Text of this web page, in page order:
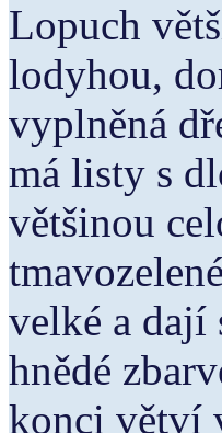
Lopuch
lodyhou,
vyplněná
má listy s
většinou
velké a dají
hnědé
konci větví